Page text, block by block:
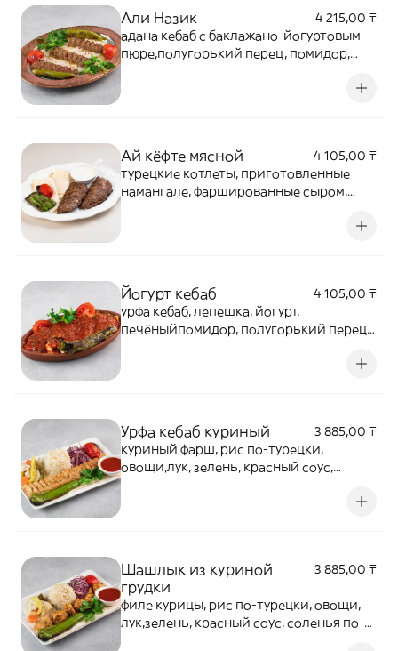
Али Назик
4 215,00 ₸
адана кебаб с баклажано-йогуртовым
пюре,полугорький перец, помидор,
Ай кёфте мясной
4 105,00 ₸
турецкие котлеты, приготовленные
намангале, фаршированные сыром,
Йогурт кебаб
4 105,00 ₸
урфа кебаб, лепешка, йогурт,
печёныйпомидор, полугорький перец,
Урфа кебаб куриный
3 885,00 ₸
куриный фарш, рис по-турецки,
овощи,лук, зелень, красный соус,
Шашлык из куриной
грудки
3 885,00 ₸
филе курицы, рис по-турецки, овощи,
лук,зелень, красный соус, соленья по-